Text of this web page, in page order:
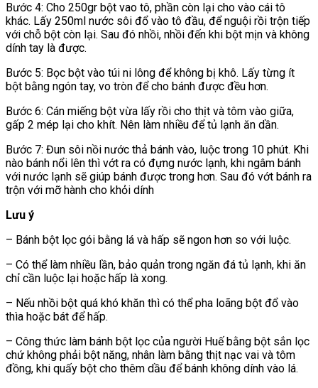
Bước 4: Cho 250gr bột vao tô, phần còn lại cho vào cái tô
khác. Lấy 250ml nước sôi đổ vào tô đầu, để nguội rồi trộn tiếp
với chỗ bột còn lại. Sau đó nhồi, nhồi đến khi bột mịn và không
dính tay là được.
Bước 5: Bọc bột vào túi ni lông để không bị khô. Lấy từng ít
bột bằng ngón tay, vo tròn để cho bánh được đều hơn.
Bước 6: Cán miếng bột vừa lấy rồi cho thịt và tôm vào giữa,
gấp 2 mép lại cho khít. Nên làm nhiều để tủ lạnh ăn dần.
Bước 7: Đun sôi nồi nước thả bánh vào, luộc trong 10 phút. Khi
nào bánh nổi lên thì vớt ra có đựng nước lạnh, khi ngâm bánh
với nước lạnh sẽ giúp bánh được trong hơn. Sau đó vớt bánh ra
trộn với mỡ hành cho khỏi dính
Lưu ý
– Bánh bột lọc gói bằng lá và hấp sẽ ngon hơn so với luộc.
– Có thể làm nhiều lần, bảo quản trong ngăn đá tủ lạnh, khi ăn
chỉ cần luộc lại hoặc hấp là xong.
– Nếu nhồi bột quá khó khăn thì có thể pha loãng bột đổ vào
thìa hoặc bát để hấp.
– Công thức làm bánh bột lọc của người Huế bằng bột sắn lọc
chứ không phải bột năng, nhân làm bằng thịt nạc vai và tôm
đồng, khi quấy bột cho thêm dầu để bánh không dính vào lá.